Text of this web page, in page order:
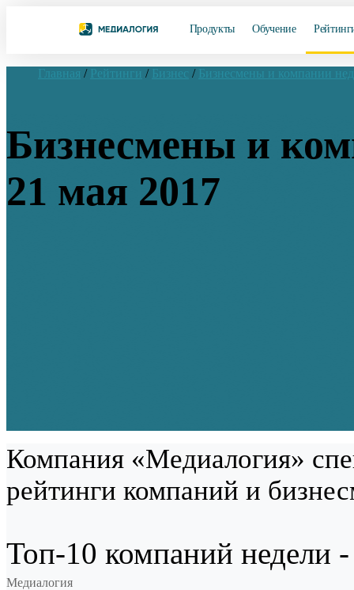
Продукты Обучение
Главная / Рейтинги / Бизнес / Бизнесмены и компании
Бизнесмены и
21 мая 2017
Компания «Медиалогия»
рейтинги компаний и
Топ-10 компаний недели
Медиалогия